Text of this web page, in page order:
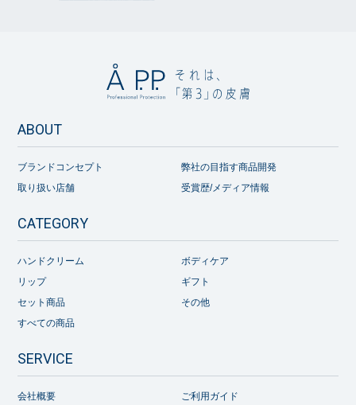
ABOUT
ブランドコンセプト
弊社の目指す商品開発
取り扱い店舗
受賞歴/メディア情報
CATEGORY
ハンドクリーム
ボディケア
リップ
ギフト
セット商品
その他
すべての商品
SERVICE
会社概要 ご利用ガイド